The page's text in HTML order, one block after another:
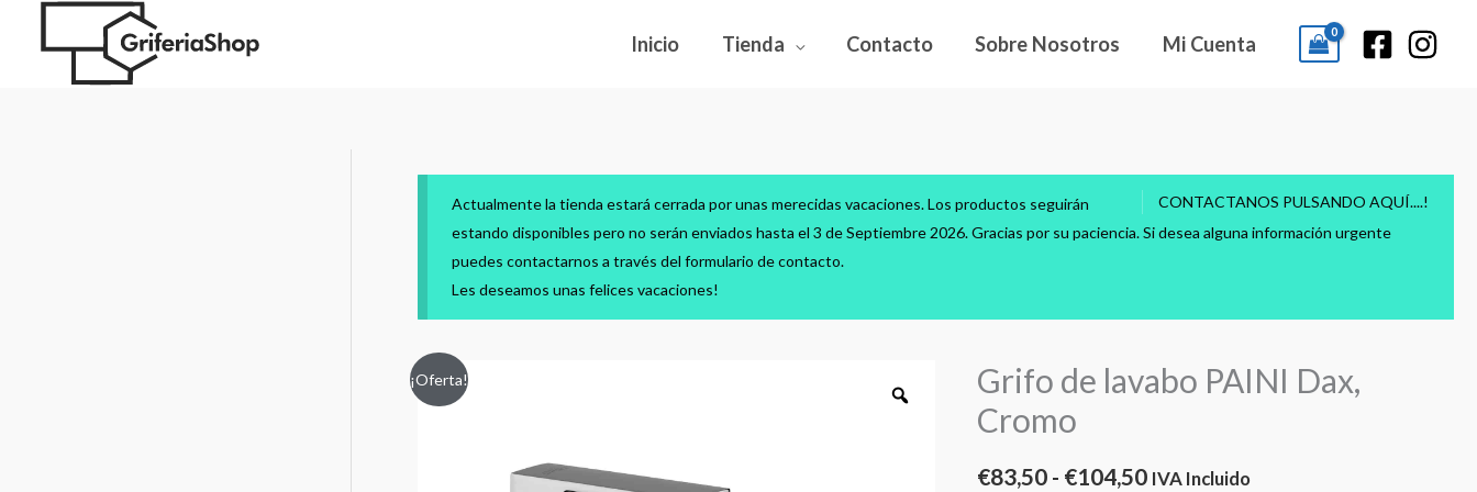
Inicio Tienda Contacto Sobre Nosotros Mi Cuenta
CONTACTANOS PULSANDO AQUÍ....!
Actualmente la tienda estará cerrada por unas merecidas vacaciones. Los productos seguirán
estando disponibles pero no serán enviados hasta el 3 de Septiembre 2026. Gracias por su paciencia. Si desea alguna información urgente
puedes contactarnos a través del formulario de contacto.
Les deseamos unas felices vacaciones!
¡Oferta!
Grifo de lavabo PAINI Dax,
Cromo
€83,50 - €104,50
Rango
IVA Incluido
Grifo
lavabo
Dax,